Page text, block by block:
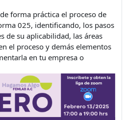
forma práctica el proceso de
025, identificando, los pasos
de su aplicabilidad, las áreas
el proceso y demás elementos
en tu empresa o